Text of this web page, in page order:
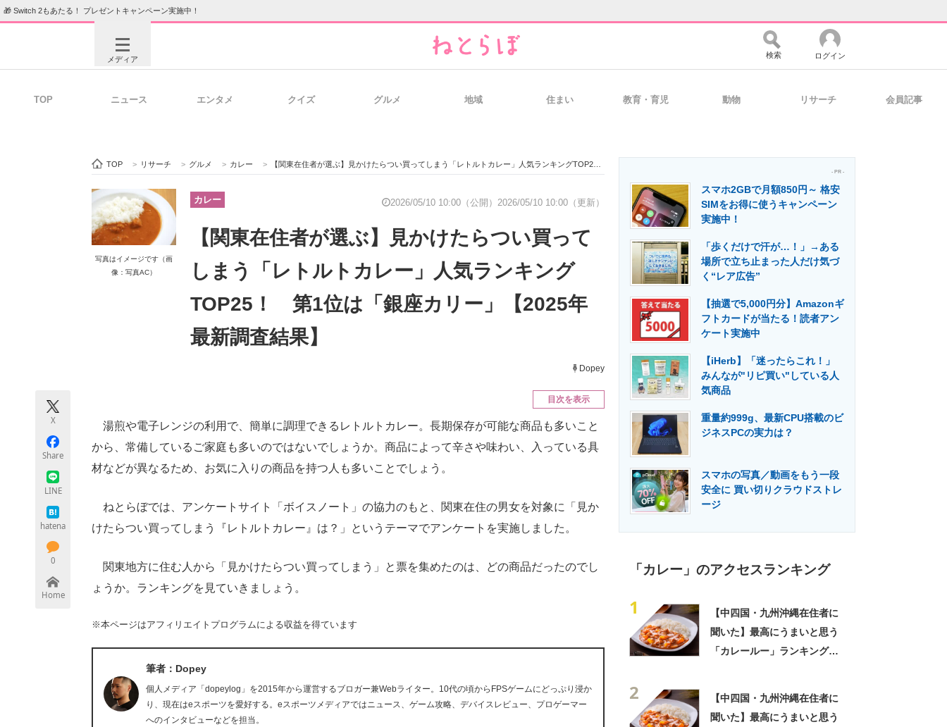
🎁 Switch 2もあたる！ プレゼントキャンペーン実施中！
メディア
ビジネスと働き方のヒント 経営リーダーのコミュニティ マーケ×ITの今がよく分かる
ITエンジニア向け専門サイト 製造業のIT導入・活用を支援
モノづくり技術者専門サイト エレクトロニクス専門サイト エネルギーの専門メディア 建設×テクノロジーの最前線
検索 ログイン
TOP ニュース エンタメ クイズ グルメ 地域 住まい 教育・育児 動物 リサーチ 会員記事
TOP > リサーチ > グルメ > カレー > 【関東在住者が選ぶ】見かけたらつい買ってしまう「レトルトカレー」人気ランキングTOP25！ 第1位は「銀座カリー」【2025年最新調査結果】
写真はイメージです（画
像：写真AC）
カレー 2026/05/10 10:00（公開） 2026/05/10 10:00（更新）
【関東在住者が選ぶ】見かけたらつい買って
しまう「レトルトカレー」人気ランキング
TOP25！ 第1位は「銀座カリー」【2025年
最新調査結果】
Dopey
X
Share
LINE
hatena
0
Home
目次を表示
湯煎や電子レンジの利用で、簡単に調理できるレトルトカレー。長期保存が可能な商品も多いこと
から、常備しているご家庭も多いのではないでしょうか。商品によって辛さや味わい、入っている具
材などが異なるため、お気に入りの商品を持つ人も多いことでしょう。
ねとらぼでは、アンケートサイト「ボイスノート」の協力のもと、関東在住の男女を対象に「見か
けたらつい買ってしまう『レトルトカレー』は？」というテーマでアンケートを実施しました。
関東地方に住む人から「見かけたらつい買ってしまう」と票を集めたのは、どの商品だったのでし
ょうか。ランキングを見ていきましょう。
※本ページはアフィリエイトプログラムによる収益を得ています
筆者：Dopey
個人メディア「dopeylog」を2015年から運営するブロガー兼Webライター。10代の頃からFPSゲームにどっぷり浸か
り、現在はeスポーツを愛好する。eスポーツメディアではニュース、ゲーム攻略、デバイスレビュー、プロゲーマー
へのインタビューなどを担当。
- PR -
スマホ2GBで月額850円～ 格安
SIMをお得に使うキャンペーン
実施中！
「歩くだけで汗が…！」→ある
場所で立ち止まった人だけ気づ
く“レア広告”
【抽選で5,000円分】Amazonギ
フトカードが当たる！読者アン
ケート実施中
【iHerb】「迷ったらこれ！」
みんなが"リピ買い"している人
気商品
重量約999g、最新CPU搭載のビ
ジネスPCの実力は？
スマホの写真／動画をもう一段
安全に 買い切りクラウドストレ
ージ
「カレー」のアクセスランキング
1
【中四国・九州沖縄在住者に
聞いた】最高にうまいと思う
「カレールー」ランキング
2
【中四国・九州沖縄在住者に
聞いた】最高にうまいと思う